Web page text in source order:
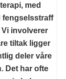
med
fengselsstraff
involverer
tiltak ligger
deler våre
Det har ofte